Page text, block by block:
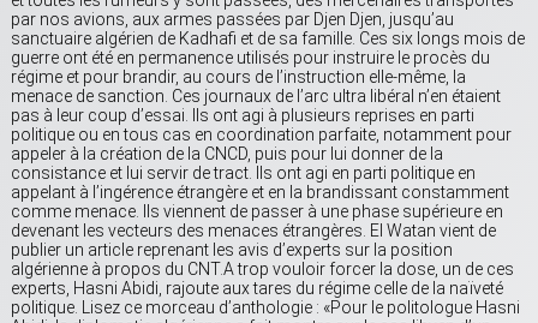
par nos avions, aux armes passées par Djen Djen, jusqu’au
sanctuaire algérien de Kadhafi et de sa famille. Ces six longs mois de
guerre ont été en permanence utilisés pour instruire le procès du
régime et pour brandir, au cours de l’instruction elle-même, la
menace de sanction. Ces journaux de l’arc ultra libéral n’en étaient
pas à leur coup d’essai. Ils ont agi à plusieurs reprises en parti
politique ou en tous cas en coordination parfaite, notamment pour
appeler à la création de la CNCD, puis pour lui donner de la
consistance et lui servir de tract. Ils ont agi en parti politique en
appelant à l’ingérence étrangère et en la brandissant constamment
comme menace. Ils viennent de passer à une phase supérieure en
devenant les vecteurs des menaces étrangères. El Watan vient de
publier un article reprenant les avis d’experts sur la position
algérienne à propos du CNT.A trop vouloir forcer la dose, un de ces
experts, Hasni Abidi, rajoute aux tares du régime celle de la naïveté
politique. Lisez ce morceau d’anthologie : «Pour le politologue Hasni